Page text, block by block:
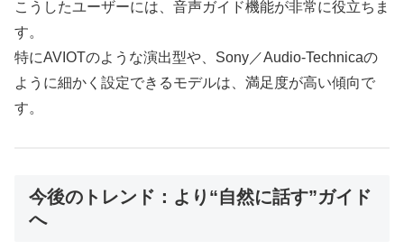
こうしたユーザーには、音声ガイド機能が非常に役立ちま
す。
特にAVIOTのような演出型や、Sony／Audio-Technicaの
ように細かく設定できるモデルは、満足度が高い傾向で
す。
今後のトレンド：より“自然に話す”ガイド
へ